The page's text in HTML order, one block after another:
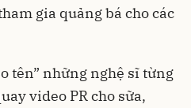
gia quảng bá cho các
tên” những nghệ sĩ từng
video PR cho sữa,